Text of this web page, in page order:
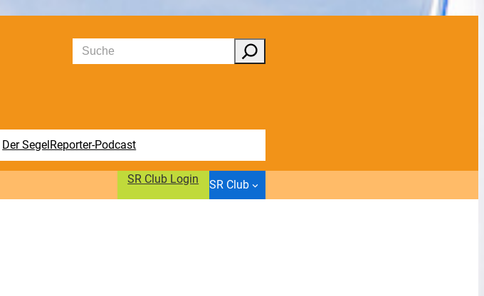
Suchen
Der SegelReporter-Podcast
SR Club Login SR Club